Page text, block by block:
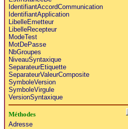
IdentifiantAccordCommunication
IdentifiantApplication
LibelleEmetteur
LibelleRecepteur
ModeTest
MotDePasse
NbGroupes
NiveauSyntaxique
SeparateurEtiquette
SeparateurValeurComposite
SymboleVersion
SymboleVirgule
VersionSyntaxique
Méthodes
Adresse